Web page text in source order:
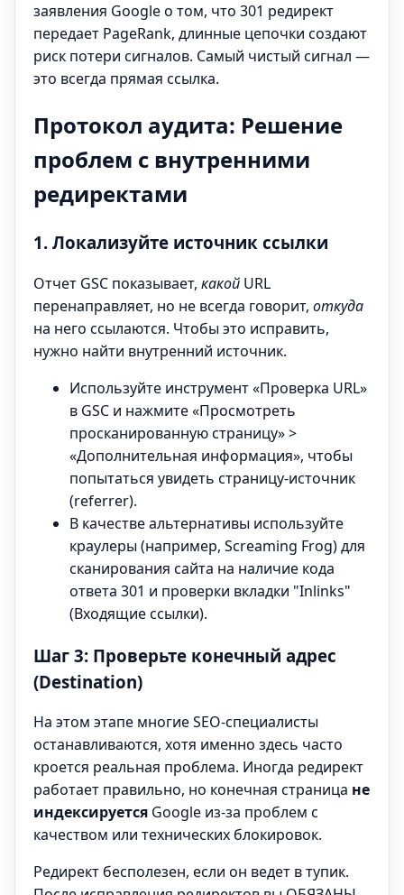
заявления Google о том, что 301 редирект
передает PageRank, длинные цепочки создают
риск потери сигналов. Самый чистый сигнал —
это всегда прямая ссылка.
Протокол аудита: Решение
проблем с внутренними
редиректами
1. Локализуйте источник ссылки
Отчет GSC показывает, какой URL
перенаправляет, но не всегда говорит, откуда
на него ссылаются. Чтобы это исправить,
нужно найти внутренний источник.
Используйте инструмент «Проверка URL»
в GSC и нажмите «Просмотреть
просканированную страницу» >
«Дополнительная информация», чтобы
попытаться увидеть страницу-источник
(referrer).
В качестве альтернативы используйте
краулеры (например, Screaming Frog) для
сканирования сайта на наличие кода
ответа 301 и проверки вкладки "Inlinks"
(Входящие ссылки).
Шаг 3: Проверьте конечный адрес
(Destination)
На этом этапе многие SEO-специалисты
останавливаются, хотя именно здесь часто
кроется реальная проблема. Иногда редирект
работает правильно, но конечная страница не
индексируется Google из-за проблем с
качеством или технических блокировок.
Редирект бесполезен, если он ведет в тупик.